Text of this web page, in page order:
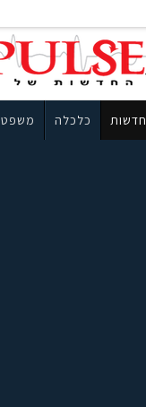
חדשות כלכלה משפט